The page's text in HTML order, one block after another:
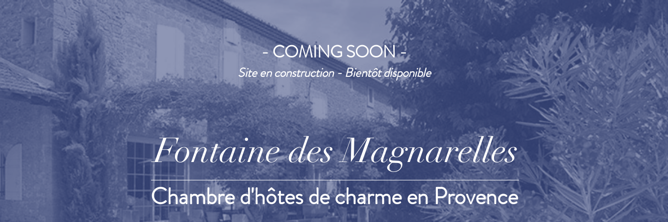
Fontaine des Magnarelles
- COMING SOON -
Chambre d'hôtes de charme en Provence
Site en construction - Bientôt disponible